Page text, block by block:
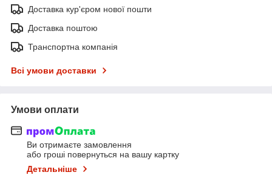
Доставка кур'єром нової пошти
Доставка поштою
Транспортна компанія
Всі умови доставки
Умови оплати
Ви отримаєте замовлення
або гроші повернуться на вашу картку
Детальніше